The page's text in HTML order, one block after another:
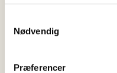
Nødvendig
Præferencer